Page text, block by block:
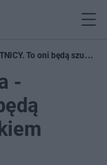
To oni będą szukać
-